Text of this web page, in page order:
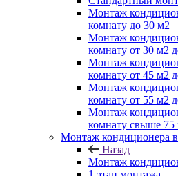
Монтаж
комнату до 30 м2
Монтаж
комнату от 30 м2
Монтаж
комнату от 45 м2
Монтаж
комнату от 55 м2
Монтаж
комнату свыше 75
Монтаж кондиционера
Назад
Монтаж